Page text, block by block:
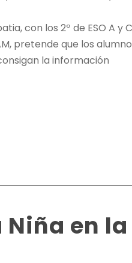
con los 2º de ESO A y
pretende que los
la información
Niña en la